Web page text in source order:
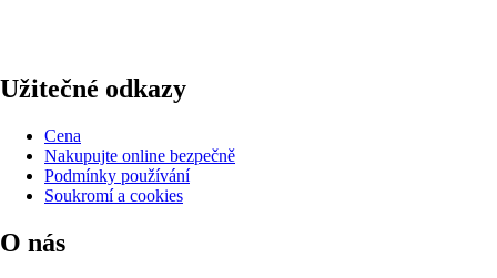
Užitečné odkazy
Cena
Nakupujte online bezpečně
Podmínky používání
Soukromí a cookies
O nás